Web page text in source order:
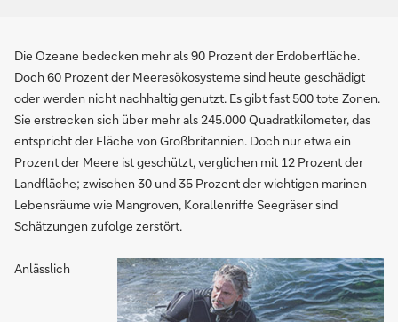
Die Ozeane bedecken mehr als 90 Prozent der Erdoberfläche.
Doch 60 Prozent der Meeresökosysteme sind heute geschädigt
oder werden nicht nachhaltig genutzt. Es gibt fast 500 tote Zonen.
Sie erstrecken sich über mehr als 245.000 Quadratkilometer, das
entspricht der Fläche von Großbritannien. Doch nur etwa ein
Prozent der Meere ist geschützt, verglichen mit 12 Prozent der
Landfläche; zwischen 30 und 35 Prozent der wichtigen marinen
Lebensräume wie Mangroven, Korallenriffe Seegräser sind
Schätzungen zufolge zerstört.
Anlässlich